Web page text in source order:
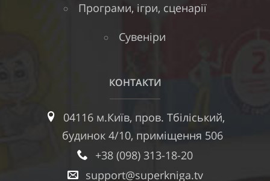
Програми, ігри, сценарії
Сувеніри
КОНТАКТИ
04116 м.Київ, пров. Тбіліський,
будинок 4/10, приміщення 506
+38 (098) 313-18-20
support@superkniga.tv